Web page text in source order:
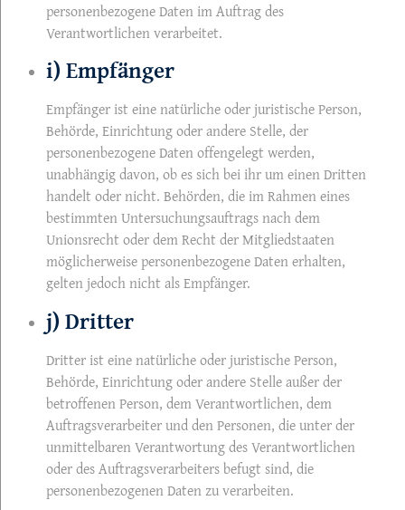
personenbezogene Daten im Auftrag des
Verantwortlichen verarbeitet.
i) Empfänger
Empfänger ist eine natürliche oder juristische Person,
Behörde, Einrichtung oder andere Stelle, der
personenbezogene Daten offengelegt werden,
unabhängig davon, ob es sich bei ihr um einen Dritten
handelt oder nicht. Behörden, die im Rahmen eines
bestimmten Untersuchungsauftrags nach dem
Unionsrecht oder dem Recht der Mitgliedstaaten
möglicherweise personenbezogene Daten erhalten,
gelten jedoch nicht als Empfänger.
j) Dritter
Dritter ist eine natürliche oder juristische Person,
Behörde, Einrichtung oder andere Stelle außer der
betroffenen Person, dem Verantwortlichen, dem
Auftragsverarbeiter und den Personen, die unter der
unmittelbaren Verantwortung des Verantwortlichen
oder des Auftragsverarbeiters befugt sind, die
personenbezogenen Daten zu verarbeiten.